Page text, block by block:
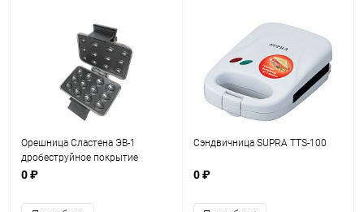
Орешница Сластена ЭВ-1
дробеструйное покрытие
0 ₽
Сэндвичница SUPRA TTS-100
0 ₽